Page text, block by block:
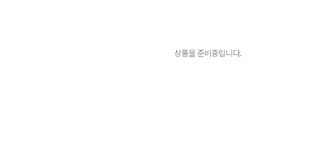
상품을 준비중입니다.